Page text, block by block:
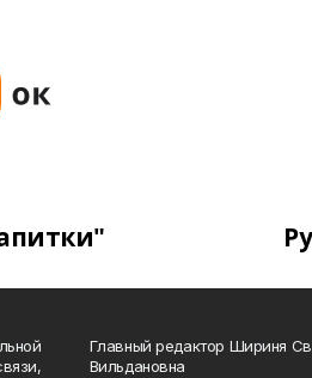
Главный редактор Шириня
Вильдановна